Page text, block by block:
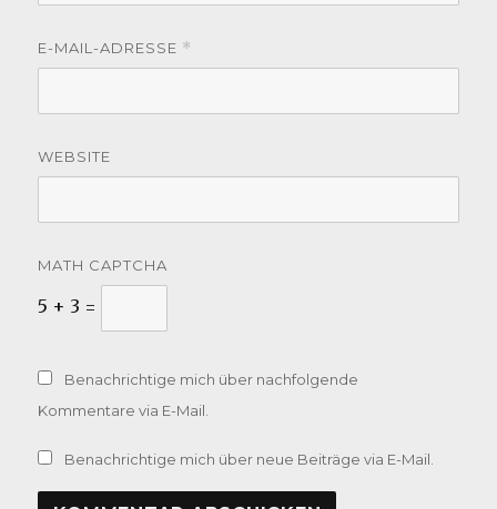
E-MAIL-ADRESSE *
WEBSITE
MATH CAPTCHA
5 + 3 =
Benachrichtige mich über nachfolgende
Kommentare via E-Mail.
Benachrichtige mich über neue Beiträge via E-Mail.